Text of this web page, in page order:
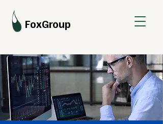
FoxGroup